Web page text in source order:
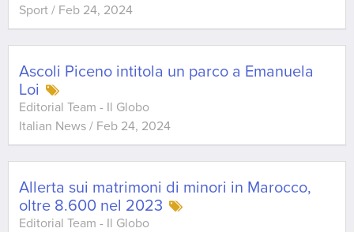
Sport / Feb 24, 2024
Ascoli Piceno intitola un parco a Emanuela
Loi
Editorial Team - Il Globo
Italian News / Feb 24, 2024
Allerta sui matrimoni di minori in Marocco,
oltre 8.600 nel 2023
Editorial Team - Il Globo